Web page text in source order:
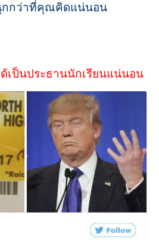
กกว่าที่คุณคิดแน่นอน
เป็นประธานนักเรียนแน่นอน